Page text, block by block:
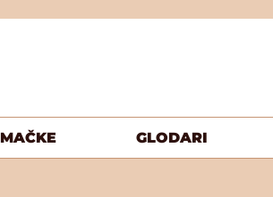
MAČKE GLODARI